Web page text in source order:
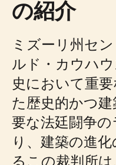
の紹介
ミズーリ州セ
ルド・カウハ
史において重
た歴史的かつ
要な法廷闘争
り、建築の進
るこの裁判所